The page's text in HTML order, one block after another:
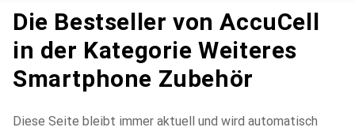
Die Bestseller von AccuCell
in der Kategorie Weiteres
Smartphone Zubehör
Diese Seite bleibt immer aktuell und wird automatisch